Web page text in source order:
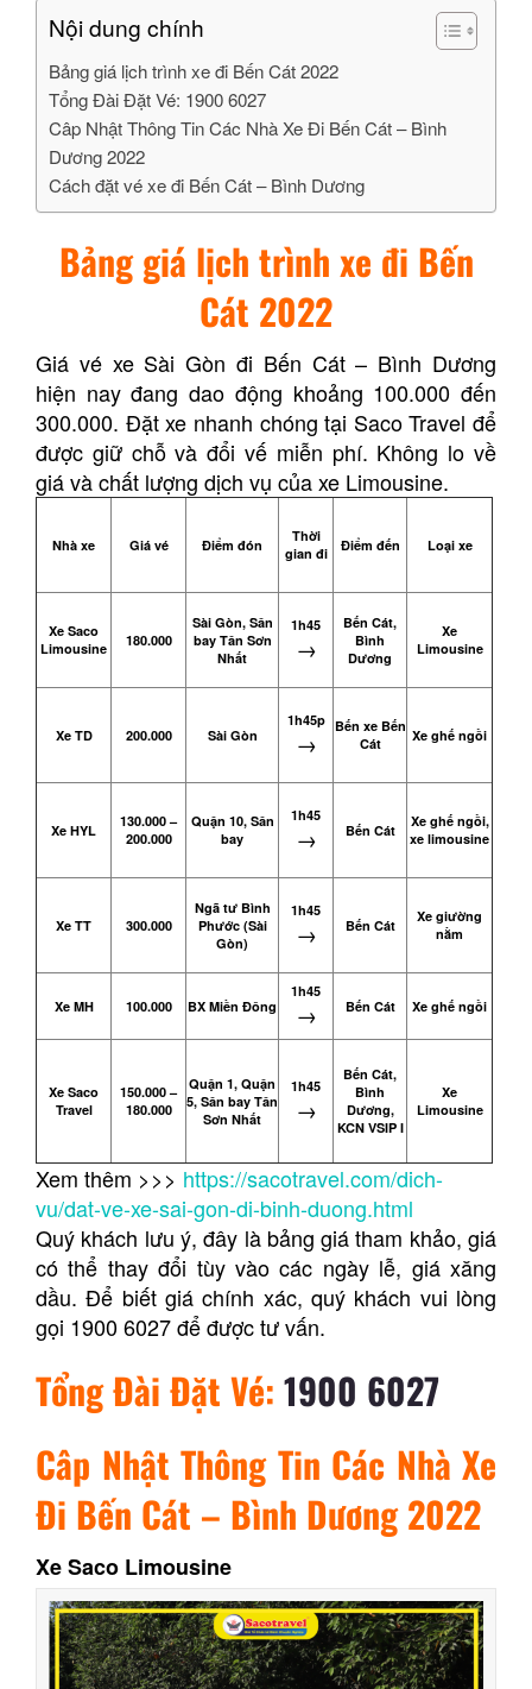
Nội dung chính
Bảng giá lịch trình xe đi Bến Cát 2022
Tổng Đài Đặt Vé: 1900 6027
Câp Nhật Thông Tin Các Nhà Xe Đi Bến Cát – Bình
Dương 2022
Cách đặt vé xe đi Bến Cát – Bình Dương
Bảng giá lịch trình xe đi Bến
Cát 2022
Giá vé xe Sài Gòn đi Bến Cát – Bình Dương
hiện nay đang dao động khoảng 100.000 đến
300.000. Đặt xe nhanh chóng tại Saco Travel để
được giữ chỗ và đổi vế miễn phí. Không lo về
giá và chất lượng dịch vụ của xe Limousine.
Nhà xe Giá vé Điểm đón
Thời
gian đi
Điểm đến Loại xe
Xe Saco
Limousine
180.000
Sài Gòn, Sân
bay Tân Sơn
Nhất
1h45
→
Bến Cát,
Bình
Dương
Xe
Limousine
Xe TD 200.000 Sài Gòn
1h45p
→
Bến xe Bến
Cát
Xe ghế ngồi
Xe HYL
130.000 –
200.000
Quận 10, Sân
bay
1h45
→ Bến Cát
Xe ghế ngồi,
xe limousine
Xe TT 300.000
Ngã tư Bình
Phước (Sài
Gòn)
1h45
→ Bến Cát
Xe giường
nằm
Xe MH 100.000 BX Miền Đông
1h45
→ Bến Cát Xe ghế ngồi
Xe Saco
Travel
150.000 –
180.000
Quận 1, Quận
5, Sân bay Tân
Sơn Nhất
1h45
→
Bến Cát,
Bình
Dương,
KCN VSIP I
Xe
Limousine
Xem thêm >>> https://sacotravel.com/dich-
vu/dat-ve-xe-sai-gon-di-binh-duong.html
Quý khách lưu ý, đây là bảng giá tham khảo, giá
có thể thay đổi tùy vào các ngày lễ, giá xăng
dầu. Để biết giá chính xác, quý khách vui lòng
gọi 1900 6027 để được tư vấn.
Tổng Đài Đặt Vé: 1900 6027
Câp Nhật Thông Tin Các Nhà Xe
Đi Bến Cát – Bình Dương 2022
Xe Saco Limousine